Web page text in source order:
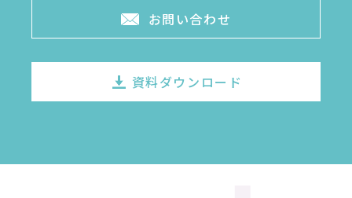
お問い合わせ
資料ダウンロード